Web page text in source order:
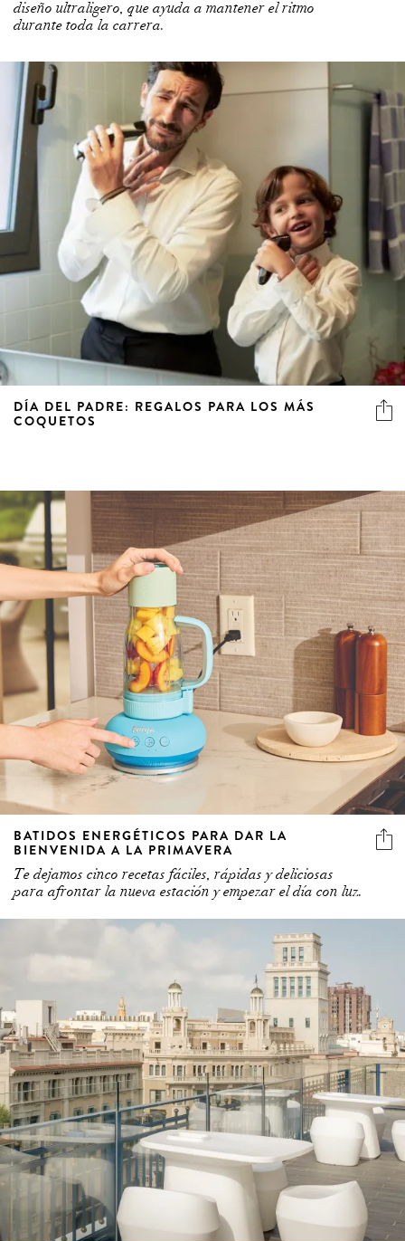
diseño ultraligero, que ayuda a mantener el ritmo
durante toda la carrera.
DÍA DEL PADRE: REGALOS PARA LOS MÁS
COQUETOS
BATIDOS ENERGÉTICOS PARA DAR LA
BIENVENIDA A LA PRIMAVERA
Te dejamos cinco recetas fáciles, rápidas y deliciosas
para afrontar la nueva estación y empezar el día con luz.